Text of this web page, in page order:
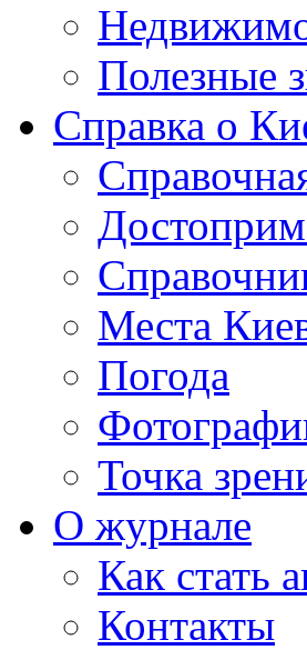
Полезные
Справка о
Места
Погода
Точка
О журнале
Как стать
Контакты